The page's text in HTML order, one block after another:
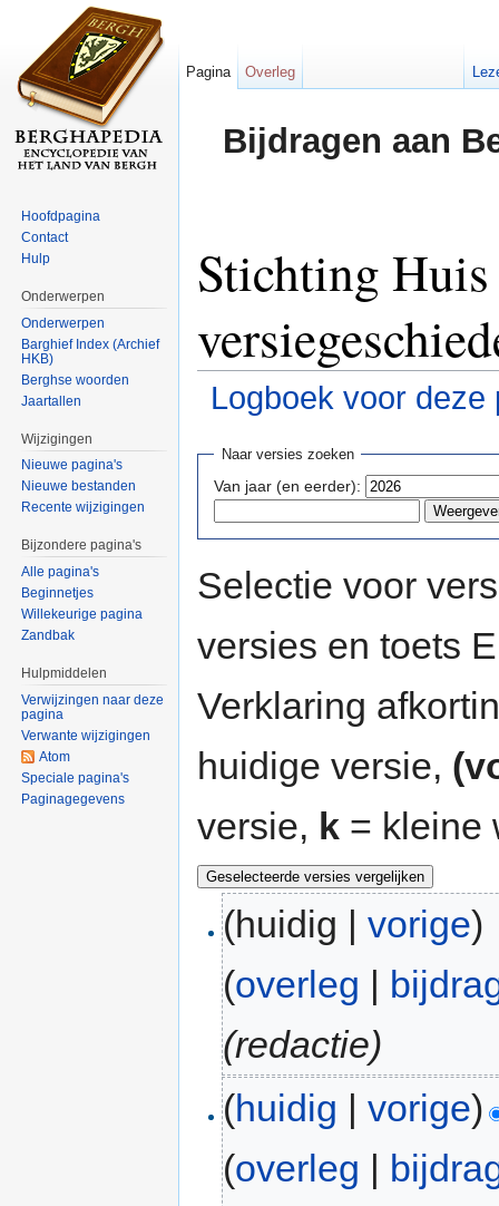
Bijdragen aan
Stichting
Logboek voor deze
Naar versies zoeken
Van jaar (en eerder):
Selectie voor
versies en toets
Verklaring
huidige versie,
versie, k = kleine
(huidig |vorige)
(overleg |
(redactie)
(huidig |vorige)
(overleg
Pagina Overleg
Hoofdpagina
Contact
Hulp
Onderwerpen
Onderwerpen
Barghief Index (Archief
HKB)
Berghse woorden
Jaartallen
Wijzigingen
Nieuwe pagina's
Nieuwe bestanden
Recente wijzigingen
Bijzondere pagina's
Alle pagina's
Beginnetjes
Willekeurige pagina
Zandbak
Hulpmiddelen
Verwijzingen naar deze
pagina
Verwante wijzigingen
Atom
Speciale pagina's
Paginagegevens